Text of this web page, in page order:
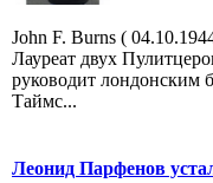
John F. Burns (
Лауреат двух
руководит
Таймс...
Леонид Парфенов